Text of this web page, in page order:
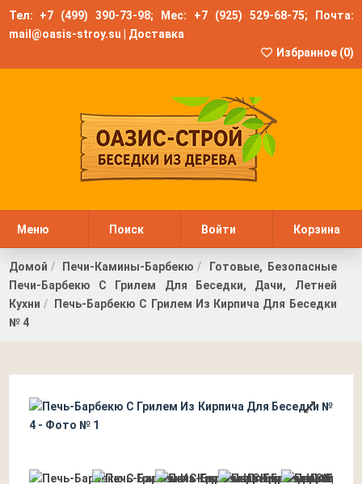
Тел: +7 (499) 390-73-98; Мес: +7 (925) 529-68-75; Почта:
mail@oasis-stroy.su
Доставка
Избранное (0)
Меню Поиск Войти Корзина
Домой Печи-Камины-Барбекю
Готовые, Безопасные
Печи-Барбекю С Грилем Для Беседки, Дачи, Летней
Кухни
Печь-Барбекю С Грилем Из Кирпича Для Беседки
№ 4